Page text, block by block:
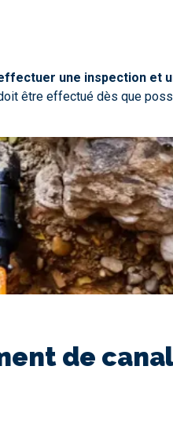
une inspection et
être effectué dès que
de